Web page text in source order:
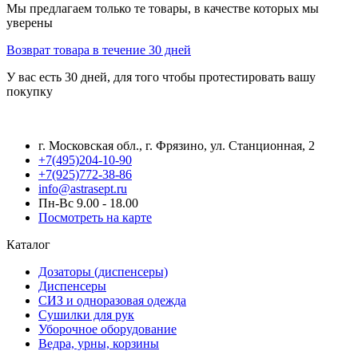
Мы предлагаем только те товары, в качестве которых мы
уверены
Возврат товара в течение 30 дней
У вас есть 30 дней, для того чтобы протестировать вашу
покупку
г. Московская обл., г. Фрязино, ул. Станционная, 2
+7(495)204-10-90
+7(925)772-38-86
info@astrasept.ru
Пн-Вс 9.00 - 18.00
Посмотреть на карте
Каталог
Дозаторы (диспенсеры)
Диспенсеры
СИЗ и одноразовая одежда
Сушилки для рук
Уборочное оборудование
Ведра, урны, корзины